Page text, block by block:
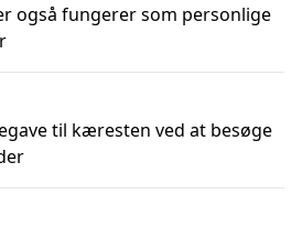
også fungerer som personlige
til kæresten ved at besøge